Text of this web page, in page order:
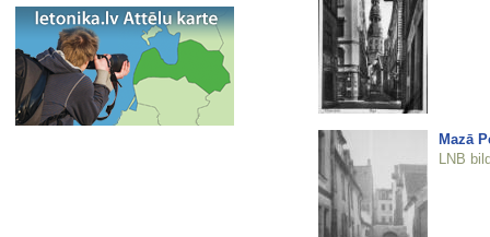
Mazā
LNB